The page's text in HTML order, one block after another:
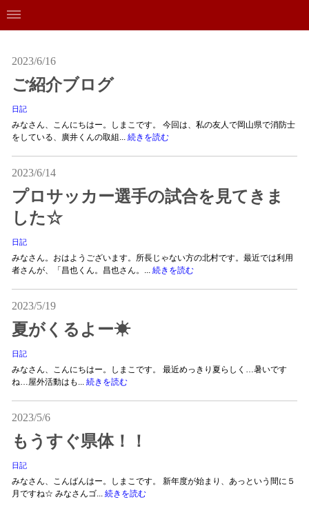
2023/6/16
ご紹介ブログ
日記
みなさん、こんにちはー。しまこです。 今回は、私の友人で岡山県で消防士
をしている、廣井くんの取組... 続きを読む
2023/6/14
プロサッカー選手の試合を見てきま
した☆
日記
みなさん。おはようございます。所長じゃない方の北村です。最近では利用
者さんが、「昌也くん。昌也さん。... 続きを読む
2023/5/19
夏がくるよー☀
日記
みなさん、こんにちはー。しまこです。 最近めっきり夏らしく…暑いです
ね…屋外活動はも... 続きを読む
2023/5/6
もうすぐ県体！！
日記
みなさん、こんばんはー。しまこです。 新年度が始まり、あっという間に５
月ですね☆ みなさんゴ... 続きを読む